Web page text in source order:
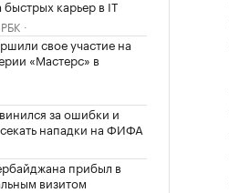
карьер в IT
свое участие на
«Мастерс» в
за ошибки и
нападки на ФИФА
прибыл в
визитом